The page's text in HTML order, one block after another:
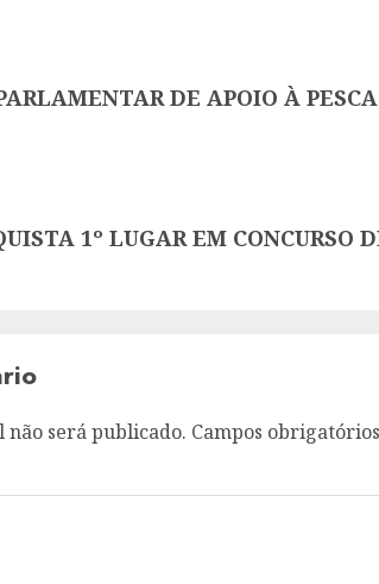
DE APOIO À
1º LUGAR EM CONCURSO
não será publicado. Campos